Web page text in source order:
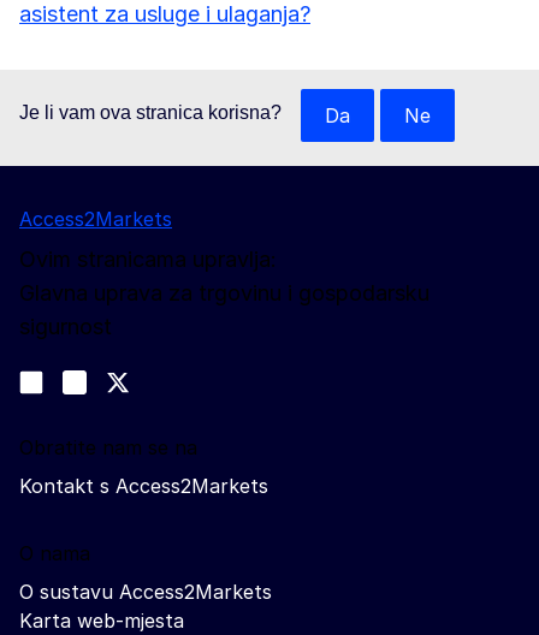
asistent za usluge i ulaganja?
Je li vam ova stranica korisna? Da Ne
Access2Markets
Ovim stranicama upravlja:
Glavna uprava za trgovinu i gospodarsku
sigurnost
Join us on LinkedIn
Trade-Off podcast
Obratite nam se na
Kontakt s Access2Markets
O nama
O sustavu Access2Markets
Karta web-mjesta